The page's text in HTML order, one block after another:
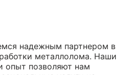
надежным партнером в
металлолома. Наши
опыт позволяют нам